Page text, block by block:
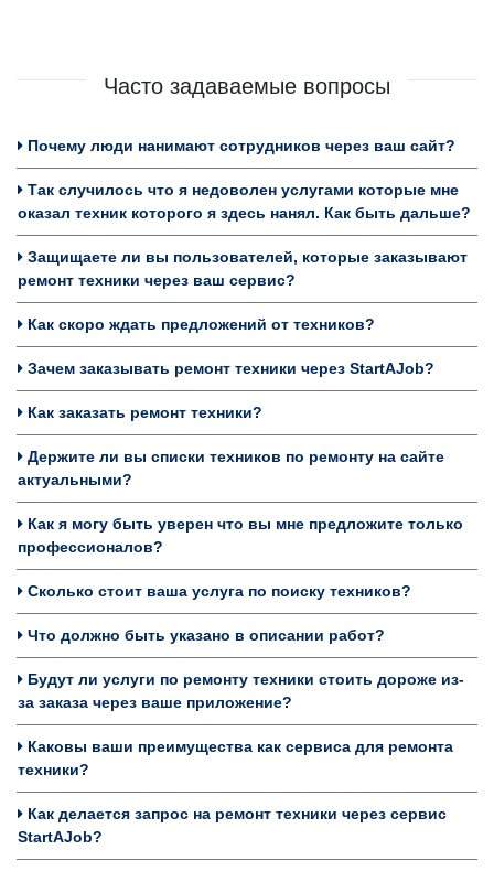
Часто задаваемые вопросы
Почему люди нанимают сотрудников через ваш сайт?
Так случилось что я недоволен услугами которые мне
оказал техник которого я здесь нанял. Как быть дальше?
Защищаете ли вы пользователей, которые заказывают
ремонт техники через ваш сервис?
Как скоро ждать предложений от техников?
Зачем заказывать ремонт техники через StartAJob?
Как заказать ремонт техники?
Держите ли вы списки техников по ремонту на сайте
актуальными?
Как я могу быть уверен что вы мне предложите только
профессионалов?
Сколько стоит ваша услуга по поиску техников?
Что должно быть указано в описании работ?
Будут ли услуги по ремонту техники стоить дороже из-
за заказа через ваше приложение?
Каковы ваши преимущества как сервиса для ремонта
техники?
Как делается запрос на ремонт техники через сервис
StartAJob?